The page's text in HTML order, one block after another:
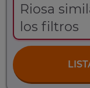
Riosa
los filtros